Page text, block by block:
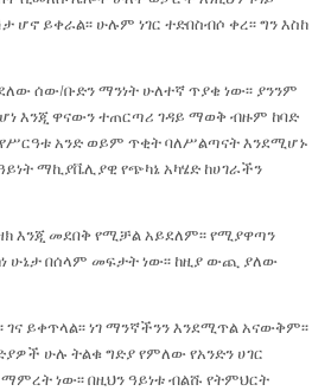
ይቀራል፡፡ ሁሉም ነገር ተድበስብሶ ቀረ፡፡ ግን እስከ
ሰው/ቡድን ማንነት ሁለተኛ ጥያቄ ነው፡፡ ያንንም
እንጂ ዋናውን ተጠርጣሪ ገዳይ ማወቅ ብዙም ከባድ
አንድ ወይም ጥቂት ባለሥልጣናት እንደሚሆኑ
ማኪያቬሊያዊ የጭካኔ አካሄድ ከሀገራችን
እንጂ መደበቅ የሚቻል አይደለም፡፡ የሚያዋጣን
ሁኔታ በሰላም መፍታት ነው፡፡ ከዚያ ውጪ ያለው
ገና ይቀጥላል፡፡ ነገ ማንኛችንን እንደሚጥል አናውቅም፡፡
ሁሉ ትልቁ ግድያ የምለው የአንድን ሀገር
ነው፡፡ በዚህን ዓይነቱ ብልሹ የትምህርት